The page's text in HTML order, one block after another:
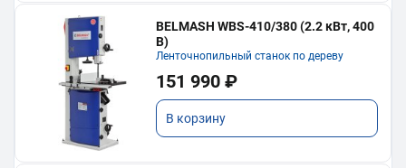
BELMASH WBS-410/380 (2.2 кВт, 400
В)
Ленточнопильный станок по дереву
151 990 ₽
В корзину